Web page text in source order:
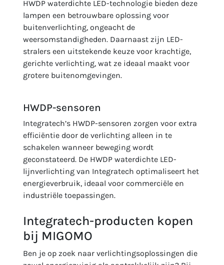
HWDP waterdichte LED-technologie bieden deze
lampen een betrouwbare oplossing voor
buitenverlichting, ongeacht de
weersomstandigheden. Daarnaast zijn LED-
stralers een uitstekende keuze voor krachtige,
gerichte verlichting, wat ze ideaal maakt voor
grotere buitenomgevingen.
HWDP-sensoren
Integratech’s HWDP-sensoren zorgen voor extra
efficiëntie door de verlichting alleen in te
schakelen wanneer beweging wordt
geconstateerd. De HWDP waterdichte LED-
lijnverlichting van Integratech optimaliseert het
energieverbruik, ideaal voor commerciële en
industriële toepassingen.
Integratech-producten kopen
bij MIGOMO
Ben je op zoek naar verlichtingsoplossingen die